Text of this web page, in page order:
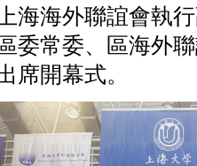
海海外聯誼會執
委常委、區海外
席開幕式。